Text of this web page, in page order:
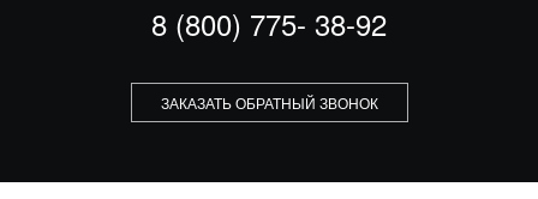
8 (800) 775- 38-92
ЗАКАЗАТЬ ОБРАТНЫЙ ЗВОНОК